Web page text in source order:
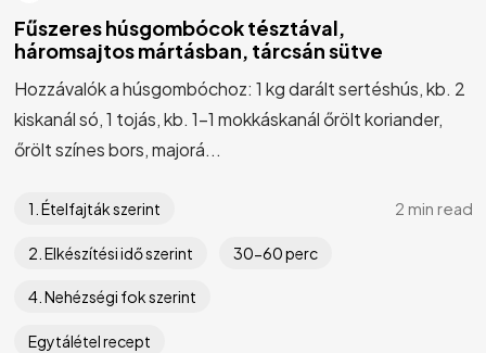
Fűszeres húsgombócok tésztával,
háromsajtos mártásban, tárcsán sütve
Hozzávalók a húsgombóchoz: 1 kg darált sertéshús, kb. 2
kiskanál só, 1 tojás, kb. 1-1 mokkáskanál őrölt koriander,
őrölt színes bors, majorá...
1. Ételfajták szerint
2. Elkészítési idő szerint 30-60 perc
4. Nehézségi fok szerint
Egytálétel recept
2 min read